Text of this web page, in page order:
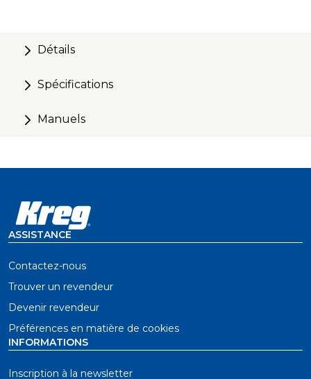
précises le long d'une ligne droite
Compatible avec les scies circulaires à lame gauche
défonceuses
Détails
Spécifications
Manuels
ASSISTANCE
Contactez-nous
Trouver un revendeur
Devenir revendeur
Préférences en matière de cookies
INFORMATIONS
Inscription à la newsletter